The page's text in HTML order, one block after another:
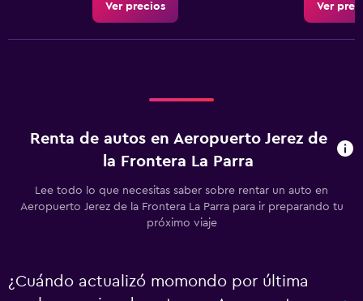
Ver precios Ver
Renta de autos en Aeropuerto Jerez de
la Frontera La Parra
Lee todo lo que necesitas saber sobre rentar un auto en
Aeropuerto Jerez de la Frontera La Parra para ir preparando tu
próximo viaje
¿Cuándo actualizó momondo por última